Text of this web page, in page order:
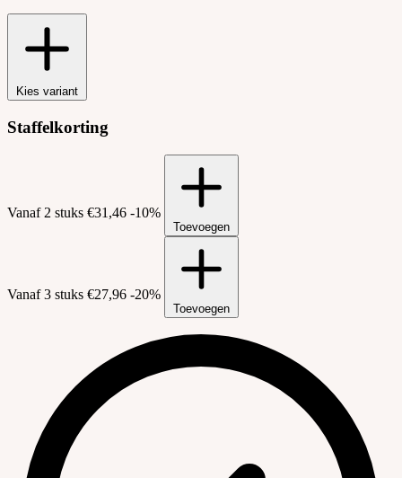
Kies variant
Staffelkorting
Vanaf 2 stuks €31,46 -10%
Toevoegen
Vanaf 3 stuks €27,96 -20%
Toevoegen